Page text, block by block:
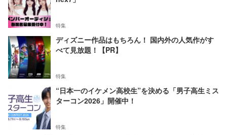
特集
ディズニー作品はもちろん！ 国内外の人気作がす
べて見放題！【PR】
特集
“日本一のイケメン高校生”を決める「男子高生ミス
ターコン2026」開催中！
特集